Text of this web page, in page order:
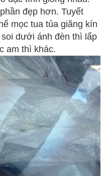
đẹp hơn. Tuyết
mọc tua tủa giăng kín
dưới ánh đèn thì lấp
am thì khác.